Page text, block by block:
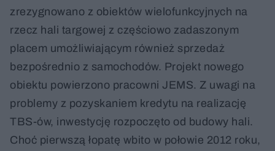
zrezygnowano z obiektów wielofunkcyjnych na
rzecz hali targowej z częściowo zadaszonym
placem umożliwiającym również sprzedaż
bezpośrednio z samochodów. Projekt nowego
obiektu powierzono pracowni JEMS. Z uwagi na
problemy z pozyskaniem kredytu na realizację
TBS-ów, inwestycję rozpoczęto od budowy hali.
Choć pierwszą łopatę wbito w połowie 2012 roku,